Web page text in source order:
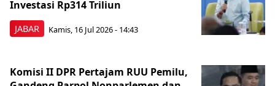
JABAR
Investasi Rp314 Triliun
Kamis, 16 Jul 2026 - 14:43
Komisi II DPR Pertajam RUU Pemilu,